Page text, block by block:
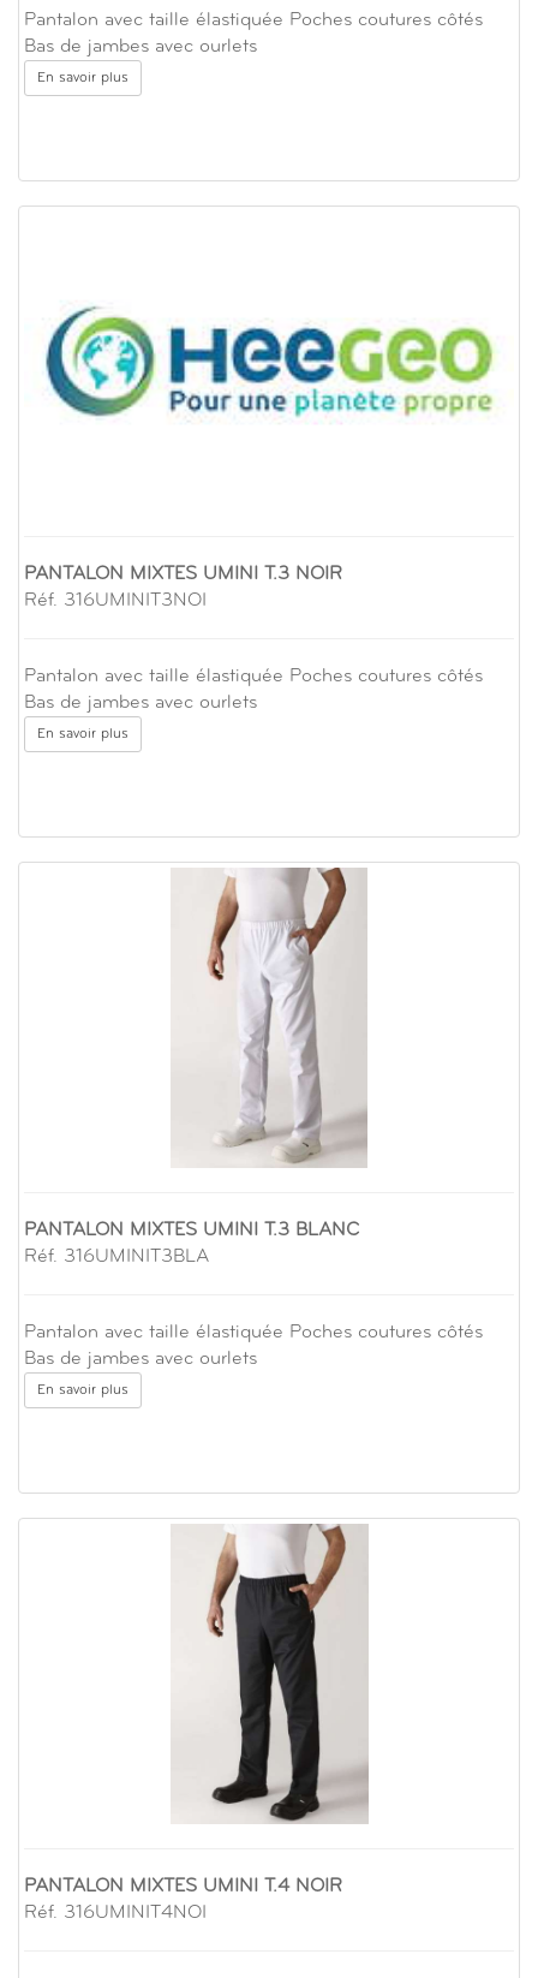
Pantalon avec taille élastiquée Poches coutures côtés
Bas de jambes avec ourlets
En savoir plus
PANTALON MIXTES UMINI T.3 NOIR
Réf. 316UMINIT3NOI
Pantalon avec taille élastiquée Poches coutures côtés
Bas de jambes avec ourlets
En savoir plus
PANTALON MIXTES UMINI T.3 BLANC
Réf. 316UMINIT3BLA
Pantalon avec taille élastiquée Poches coutures côtés
Bas de jambes avec ourlets
En savoir plus
PANTALON MIXTES UMINI T.4 NOIR
Réf. 316UMINIT4NOI